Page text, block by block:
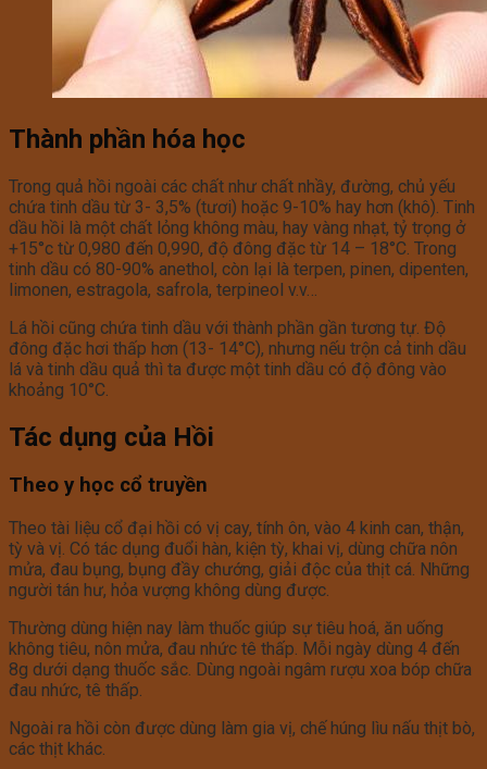
Thành phần hóa học
Trong quả hồi ngoài các chất như chất nhầy, đường, chủ yếu
chứa tinh dầu từ 3- 3,5% (tươi) hoặc 9-10% hay hơn (khô). Tinh
dầu hồi là một chất lỏng không màu, hay vàng nhạt, tỷ trọng ở
+15°c từ 0,980 đến 0,990, độ đông đặc từ 14 – 18°C. Trong
tinh dầu có 80-90% anethol, còn lại là terpen, pinen, dipenten,
limonen, estragola, safrola, terpineol v.v…
Lá hồi cũng chứa tinh dầu với thành phần gần tương tự. Độ
đông đặc hơi thấp hơn (13- 14°C), nhưng nếu trộn cả tinh dầu
lá và tinh dầu quả thì ta được một tinh dầu có độ đông vào
khoảng 10°C.
Tác dụng của Hồi
Theo y học cổ truyền
Theo tài liệu cổ đại hồi có vị cay, tính ôn, vào 4 kinh can, thận,
tỳ và vị. Có tác dụng đuổi hàn, kiện tỳ, khai vị, dùng chữa nôn
mửa, đau bụng, bụng đầy chướng, giải độc của thịt cá. Những
người tán hư, hỏa vượng không dùng được.
Thường dùng hiện nay làm thuốc giúp sự tiêu hoá, ăn uống
không tiêu, nôn mửa, đau nhức tê thấp. Mỗi ngày dùng 4 đến
8g dưới dạng thuốc sắc. Dùng ngoài ngâm rượu xoa bóp chữa
đau nhức, tê thấp.
Ngoài ra hồi còn được dùng làm gia vị, chế húng lìu nấu thịt bò,
các thịt khác.